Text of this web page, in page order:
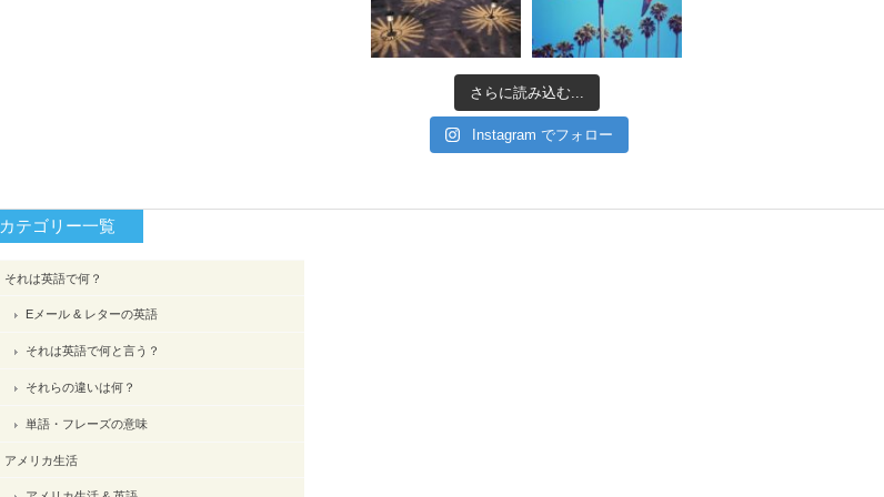
さらに読み込む...
Instagram でフォロー
カテゴリー一覧
それは英語で何？
Eメール & レターの英語
それは英語で何と言う？
それらの違いは何？
単語・フレーズの意味
アメリカ生活